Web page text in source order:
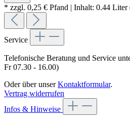
* zzgl. 0,25 € Pfand | Inhalt: 0.44
Service
Telefonische Beratung und Service
Fr 07.30 - 16.00)
Oder über unserKontaktformular.
Vertrag widerrufen
Infos & Hinweise